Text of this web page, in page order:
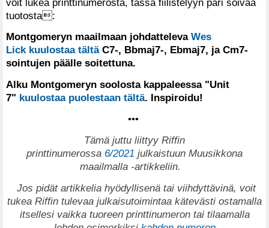
tuotosta:
Montgomeryn maailmaan johdatteleva Wes
Lickkuulostaa tältäC7-, Bbmaj7-, Ebmaj7, ja Cm7-
sointujen päälle soitettuna.
Alku Montgomeryn soolosta kappaleessa "Unit
7" kuulostaa puolestaan tältä. Inspiroidu!
•••
Tämä juttu liittyy Riffin
printtinumerossa 6/2021 julkaistuun Muusikkona
maailmalla -artikkeliin.
Jos pidät artikkelia hyödyllisenä tai viihdyttävinä, voit
tukea Riffin tulevaa julkaisutoimintaa kätevästi ostamalla
itsellesi vaikka tuoreen printtinumeron tai tilaamalla